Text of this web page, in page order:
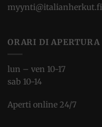
myynti@italianherkut.fi
ORARI DI APERTURA
lun – ven 10-17
sab 10-14
Aperti online 24/7